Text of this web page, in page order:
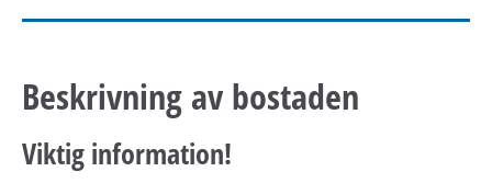
Beskrivning av bostaden
Viktig information!